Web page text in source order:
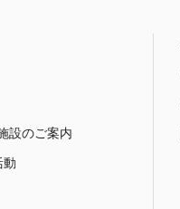
設のご案内
動